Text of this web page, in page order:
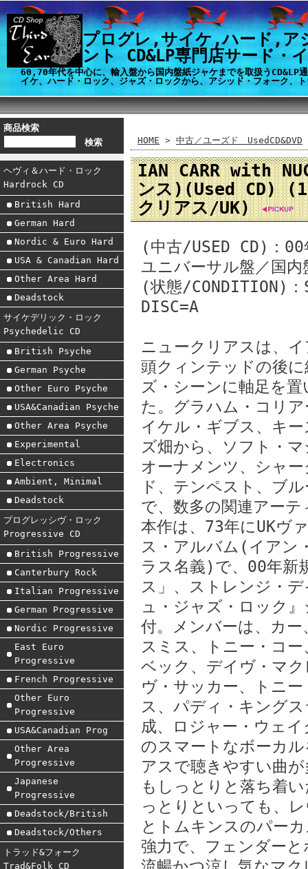
プログレ,サイケ,ハード,ア
ント CD&LP専門店サード・
60,70年代を中心に、輸入盤から国内盤紙ジャケまでを取扱うCD&LP
イケ、ハード・ロック、ジャズ・ロックから、アシッド・フォーク、
商品検索
ヘヴィ＆ハード・ロック
Hardrock CD
British Hard
German Hard
Nordic & Euro Hard
USA & Canadian Hard
Other Area Hard
Deadstock
サイケデリック・ロック
Psychedelic CD
British Psyche
German Psyche
Other Euro Psyche
USA&Canadian Psyche
Other Area Psyche
Experimental
Electronics
Ambient, Minimal
Deadstock
プログレッシヴ・ロック
Progressive CD
British Progressive
Canterbury Rock
Italian Progressive
German Progressive
Nordic Progressive
East Euro
Progressive
French Progressive
Other Euro
Progressive
USA&Canadian Prog
Other Area
Progressive
Japanese
Progressive
Deadstock/British
Deadstock/Others
トラッド&フォーク
Trad&Folk CD
HOME > 中古／ユーズド UsedCD&DVD
IAN CARR with
ンス)(Used CD)
クリアス/UK)
(中古/USED CD)：00
ユニバーサル盤／国内
(状態/CONDITION)
DISC=A
ニュークリアスは、
頭クィンテッドの後
ズ・シーンに軸足を
た。グラハム・コリ
イケル・ギブス、キ
ズ畑から、ソフト・
オーナメンツ、シャ
ド、テンペスト、ブ
で、数多の関連アー
本作は、73年にUKヴ
ス・アルバム(イアン
ラス名義)で、00年新
ス」、ストレンジ・
ュ・ジャズ・ロック
付。メンバーは、カ
スミス、トニー・コ
ベック、デイヴ・マ
ヴ・サッカー、トニ
ス、パディ・キング
成、ロジャー・ウェ
のスマートなボーカ
アスで聴きやすい曲
もしっとりと落ち着
っとりといっても、
とトムキンスのパー
強力で、フェンダー